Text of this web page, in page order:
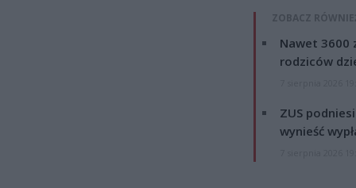
ZOBACZ
Nawet 3600
rodziców
ZUS
wynieść